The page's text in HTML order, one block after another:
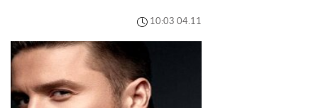
10:03 04.11